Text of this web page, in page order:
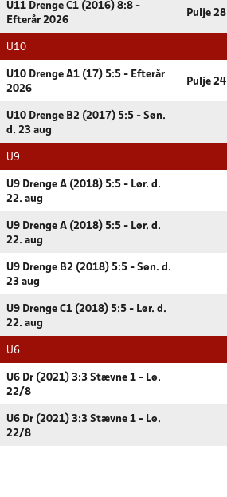
U11 Drenge C1 (2016) 8:8 -
Efterår 2026
Pulje 28
U10
U10 Drenge A1 (17) 5:5 - Efterår
2026
Pulje 24
U10 Drenge B2 (2017) 5:5 - Søn.
d. 23 aug
U9
U9 Drenge A (2018) 5:5 - Lør. d.
22. aug
U9 Drenge A (2018) 5:5 - Lør. d.
22. aug
U9 Drenge B2 (2018) 5:5 - Søn. d.
23 aug
U9 Drenge C1 (2018) 5:5 - Lør. d.
22. aug
U6
U6 Dr (2021) 3:3 Stævne 1 - Lø.
22/8
U6 Dr (2021) 3:3 Stævne 1 - Lø.
22/8